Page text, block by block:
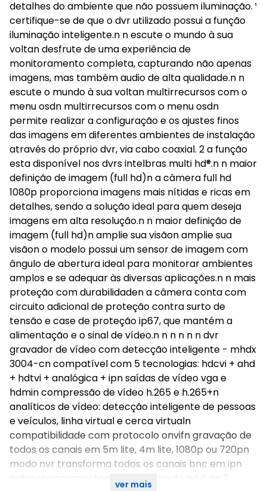
detalhes do ambiente que não possuem iluminação. ¹
certifique-se de que o dvr utilizado possui a função
iluminação inteligente.n n escute o mundo à sua
voltan desfrute de uma experiência de
monitoramento completa, capturando não apenas
imagens, mas também audio de alta qualidade.n n
escute o mundo à sua voltan multirrecursos com o
menu osdn multirrecursos com o menu osdn
permite realizar a configuração e os ajustes finos
das imagens em diferentes ambientes de instalação
através do próprio dvr, via cabo coaxial. 2 a função
esta disponível nos dvrs intelbras multi hd®.n n maior
definição de imagem (full hd)n a câmera full hd
1080p proporciona imagens mais nítidas e ricas em
detalhes, sendo a solução ideal para quem deseja
imagens em alta resolução.n n maior definição de
imagem (full hd)n amplie sua visãon amplie sua
visãon o modelo possui um sensor de imagem com
ângulo de abertura ideal para monitorar ambientes
amplos e se adequar às diversas aplicações.n n mais
proteção com durabilidaden a câmera conta com
circuito adicional de proteção contra surto de
tensão e case de proteção ip67, que mantém a
alimentação e o sinal de vídeo.n n n n n n dvr
gravador de vídeo com detecção inteligente - mhdx
3004-cn compatível com 5 tecnologias: hdcvi + ahd
+ hdtvi + analógica + ipn saídas de vídeo vga e
hdmin compressão de vídeo h.265 e h.265+n
analíticos de vídeo: detecção inteligente de pessoas
e veículos, linha virtual e cerca virtualn
compatibilidade com protocolo onvifn gravação de
todos os canais em 5m lite, 4m lite, 1080p ou 720pn
modo nvr transforma todos os canais bnc em ipn
gabinete compacton n n garantia do hd é de 3
ver mais